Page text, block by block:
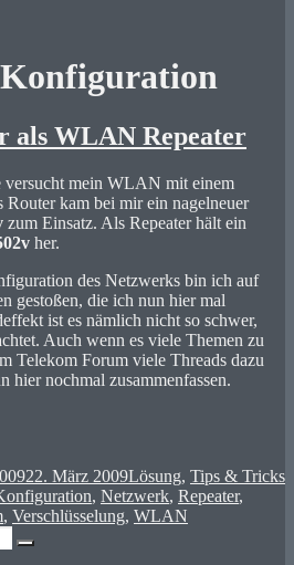
Konfiguration
als WLAN Repeater
versucht mein WLAN mit einem
Router kam bei mir ein nagelneuer
zum Einsatz. Als Repeater hält ein
her.
des Netzwerks bin ich auf
gestoßen, die ich nun hier mal
ist es nämlich nicht so schwer,
Auch wenn es viele Themen zu
Telekom Forum viele Threads dazu
hier nochmal zusammenfassen.
22. März 2009Lösung, Tips & Tricks
, Netzwerk, Repeater,
, Verschlüsselung, WLAN
Suchen